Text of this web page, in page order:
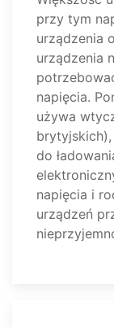
przy tym
urządzenia
urządzenia
napięcia.
używa
do
napięcia i
urządzeń